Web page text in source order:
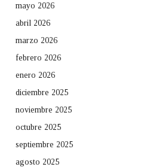
mayo 2026
abril 2026
marzo 2026
febrero 2026
enero 2026
diciembre 2025
noviembre 2025
octubre 2025
septiembre 2025
agosto 2025